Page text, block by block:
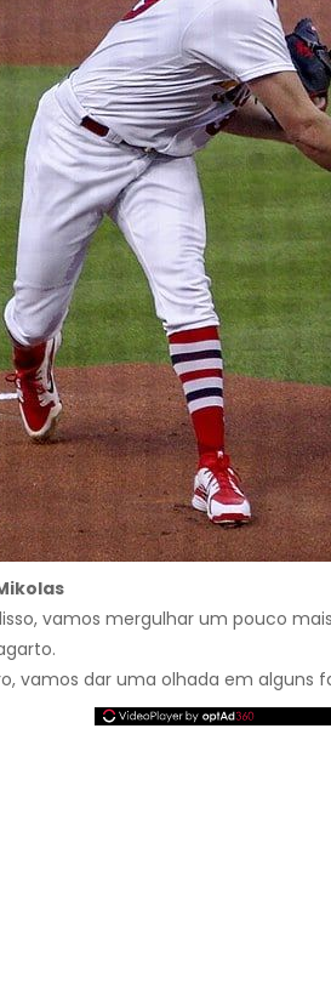
vamos mergulhar um pouco
vamos dar uma olhada em alguns